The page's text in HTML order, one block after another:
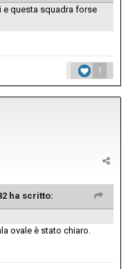
e questa squadra forse
1
ha scritto:
ovale è stato chiaro.